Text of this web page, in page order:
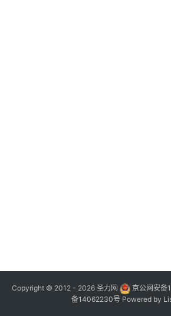
Copyright © 2012 - 2026 圣力网 京公网安备
备14062230号 Powered by